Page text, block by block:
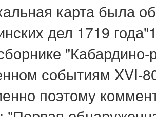
карта была
дел 1719
событиям XVI-
поэтому